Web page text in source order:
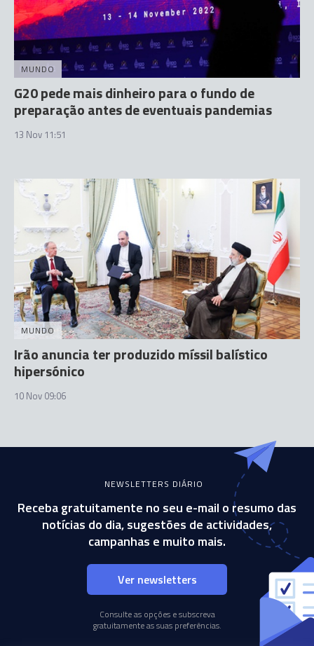
MUNDO
G20 pede mais dinheiro para o fundo de
preparação antes de eventuais pandemias
13 Nov 11:51
MUNDO
Irão anuncia ter produzido míssil balístico
hipersónico
10 Nov 09:06
NEWSLETTERS DIÁRIO
Receba gratuitamente no seu e-mail o resumo das
notícias do dia, sugestões de actividades,
campanhas e muito mais.
Ver newsletters
Consulte as opções e subscreva
gratuitamente as suas preferências.